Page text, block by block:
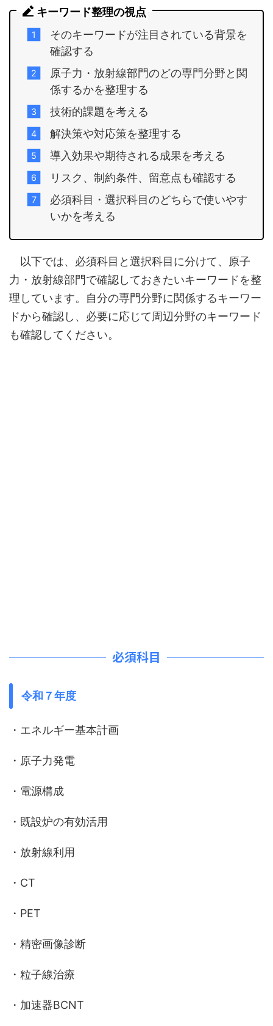
キーワード整理の視点
そのキーワードが注目されている背景を
確認する
原子力・放射線部門のどの専門分野と関
係するかを整理する
技術的課題を考える
解決策や対応策を整理する
導入効果や期待される成果を考える
リスク、制約条件、留意点も確認する
必須科目・選択科目のどちらで使いやす
いかを考える
以下では、必須科目と選択科目に分けて、原子
力・放射線部門で確認しておきたいキーワードを整
理しています。自分の専門分野に関係するキーワー
ドから確認し、必要に応じて周辺分野のキーワード
も確認してください。
必須科目
令和７年度
・エネルギー基本計画
・原子力発電
・電源構成
・既設炉の有効活用
・放射線利用
・CT
・PET
・精密画像診断
・粒子線治療
・加速器BCNT